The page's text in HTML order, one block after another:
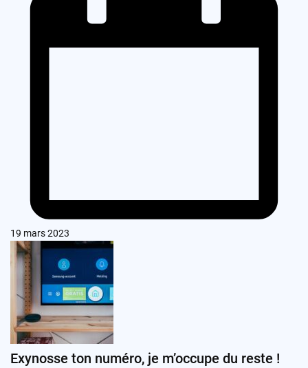
19 mars 2023
Exynosse ton numéro, je m’occupe du reste !